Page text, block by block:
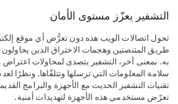
التشفير يعزّز مستوى الأمان
تحول اتصالات الويب هذه دون تعرُّض أي موقع
طريق المتنصتين وهجمات الاختراق الذين
به. بمعنى آخر، التشفير يتصدى لمحاولات
سلامة المعلومات التي ترسلها وتتلقّاها. ونظرًا
تقنيات التشفير الحديث مع الأجهزة والبرامج
تعرّض مستخدمي هذه الأجهزة لتهديدات أمنية.